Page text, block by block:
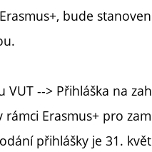
bude
VUT --> Přihláška na
Erasmus+ pro
přihlášky je 31.